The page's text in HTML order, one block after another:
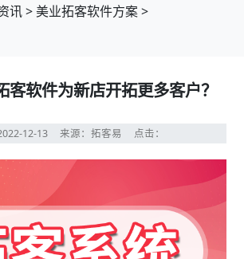
讯>美业拓客软件方案>
客软件为新店开拓更多客户？
12-13 来源：拓客易 点击：